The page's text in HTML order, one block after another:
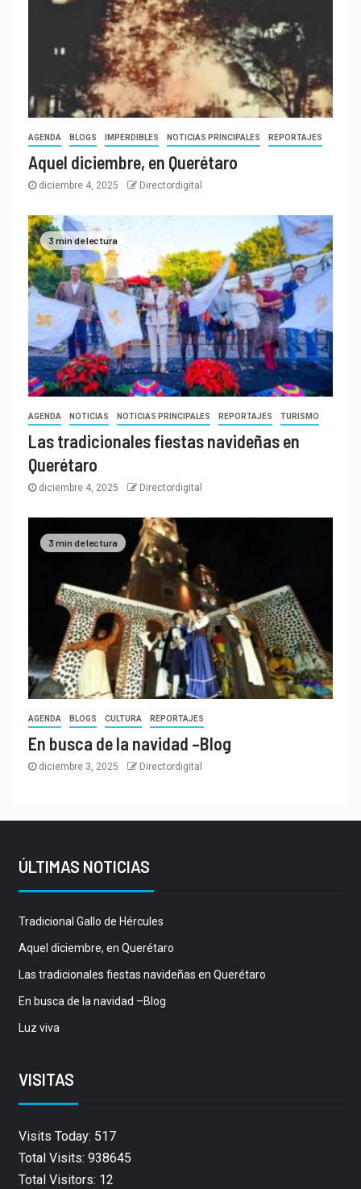
AGENDA BLOGS IMPERDIBLES NOTICIAS PRINCIPALES REPORTAJES
Aquel diciembre, en Querétaro
diciembre 4, 2025 Directordigital
3 min de lectura
AGENDA NOTICIAS NOTICIAS PRINCIPALES REPORTAJES TURISMO
Las tradicionales fiestas navideñas en
Querétaro
diciembre 4, 2025 Directordigital
3 min de lectura
AGENDA BLOGS CULTURA REPORTAJES
En busca de la navidad –Blog
diciembre 3, 2025 Directordigital
ÚLTIMAS NOTICIAS
Tradicional Gallo de Hércules
Aquel diciembre, en Querétaro
Las tradicionales fiestas navideñas en Querétaro
En busca de la navidad –Blog
Luz viva
VISITAS
Visits Today: 517
Total Visits: 938645
Total Visitors: 12